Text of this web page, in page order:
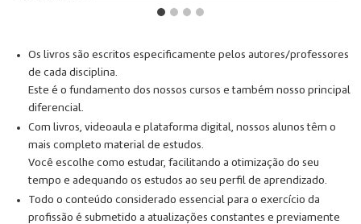
Os livros são escritos especificamente pelos autores/professores
de cada disciplina.
Este é o fundamento dos nossos cursos e também nosso principal
diferencial.
Com livros, videoaula e plataforma digital, nossos alunos têm o
mais completo material de estudos.
Você escolhe como estudar, facilitando a otimização do seu
tempo e adequando os estudos ao seu perfil de aprendizado.
Todo o conteúdo considerado essencial para o exercício da
profissão é submetido a atualizações constantes e previamente